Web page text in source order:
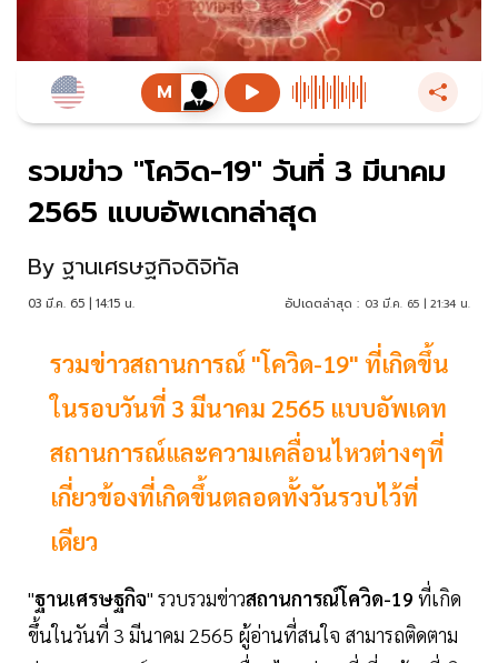
รวมข่าว "โควิด-19" วันที่ 3 มีนาคม
2565 แบบอัพเดทล่าสุด
By ฐานเศรษฐกิจดิจิทัล
03 มี.ค. 65 | 14:15 น. อัปเดตล่าสุด : 03 มี.ค. 65 | 21:34 น.
รวมข่าวสถานการณ์ "โควิด-19" ที่เกิดขึ้น
ในรอบวันที่ 3 มีนาคม 2565 แบบอัพเดท
สถานการณ์และความเคลื่อนไหวต่างๆที่
เกี่ยวข้องที่เกิดขึ้นตลอดทั้งวันรวบไว้ที่
เดียว
"ฐานเศรษฐกิจ" รวบรวมข่าวสถานการณ์โควิด-19 ที่เกิด
ขึ้นในวันที่ 3 มีนาคม 2565 ผู้อ่านที่สนใจ สามารถติดตาม